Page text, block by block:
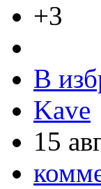
+3
В
Kave
15